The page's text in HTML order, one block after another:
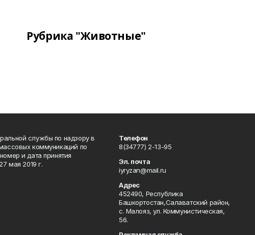
Рубрика "Животные"
службы по надзору в
коммуникаций по
и дата принятия
мая 2019 г.
Телефон
8(34777) 2-13-95
Эл. почта
iyryzan@mail.ru
Адрес
452490, Республика
Башкортостан,Салаватский район,
с. Малояз, ул. Коммунистическая,
56.